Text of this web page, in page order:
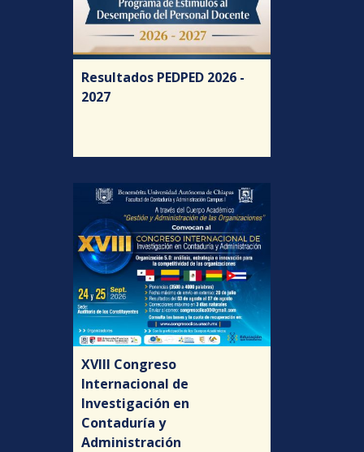
Resultados PEDPED 2026 -
2027
XVIII Congreso
Internacional de
Investigación en
Contaduría y
Administración